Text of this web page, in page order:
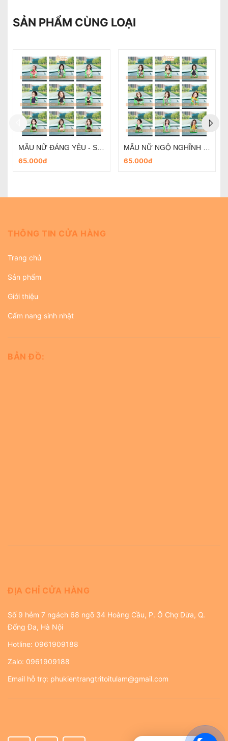
SẢN PHẨM CÙNG LOẠI
HOA BÓNG NGHỆ THUẬT - LẺ 1 BÔNG - QUÀ TẶNG 20/10
30.000đ
65.000đ
THÔNG TIN CỬA HÀNG
Trang chủ
Sản phẩm
Giới thiệu
Cẩm nang sinh nhật
BẢN ĐỒ:
ĐỊA CHỈ CỬA HÀNG
Số 9 hẻm 7 ngách 68 ngõ 34 Hoàng Cầu, P. Ô Chợ Dừa, Q.
Đống Đa, Hà Nội
Hotline: 0961909188
Zalo: 0961909188
Email hỗ trợ: phukientrangtritoitulam@gmail.com